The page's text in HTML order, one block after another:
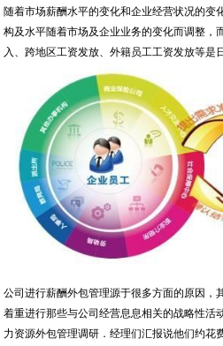
随着市场薪酬水平的变化和企业经营状况的变
构及水平随着市场及企业业务的变化而调整，
入、跨地区工资发放、外籍员工工资发放等是
公司进行薪酬外包管理源于很多方面的原因，
着重进行那些与公司经营息息相关的战略性活
力资源外包管理调研．经理们汇报说他们约花